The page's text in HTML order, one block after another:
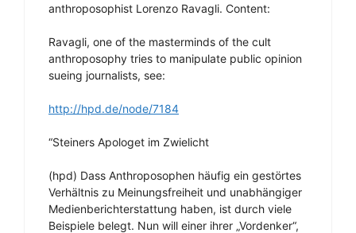
anthroposophist Lorenzo Ravagli. Content:
Ravagli, one of the masterminds of the cult
anthroposophy tries to manipulate public opinion
sueing journalists, see:
http://hpd.de/node/7184
“Steiners Apologet im Zwielicht
(hpd) Dass Anthroposophen häufig ein gestörtes
Verhältnis zu Meinungsfreiheit und unabhängiger
Medienberichterstattung haben, ist durch viele
Beispiele belegt. Nun will einer ihrer „Vordenker“,